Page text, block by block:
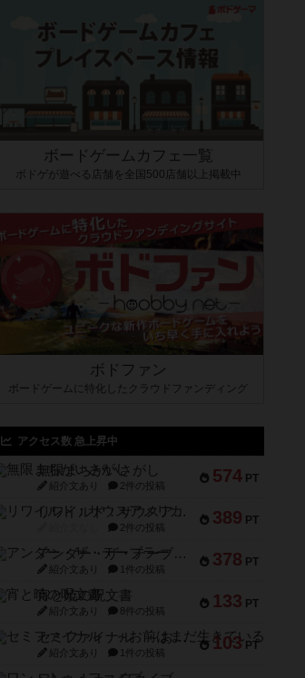
モサイコ・ジョーゴス（Mosaico Jogos）
ボードゲームカフェ一覧
ボドゲが遊べる店舗を全国500店舗以上掲載中
ボドファン
ボードゲームに特化したクラウドファンディング
アクセス数 急上昇中
574 PT
無限まちがいさがし
紹介文あり 2件の投稿
389 PT
リワイルド：サウスアメリカ
2件の投稿
378 PT
アンダー・ザ・テーブラー
紹介文あり 1件の投稿
133 PT
宵と暁の呪文書
紹介文あり 8件の投稿
103 PT
セミファイナル ～お前はまだ生きている～
紹介文あり 1件の投稿